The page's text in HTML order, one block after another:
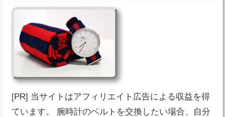
[PR] 当サイトはアフィリエイト広告による収益を得
ています。 腕時計のベルトを交換したい場合、自分